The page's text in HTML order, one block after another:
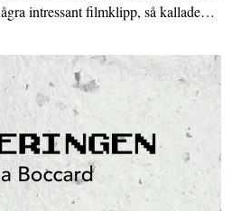
intressant filmklipp, så kallade…